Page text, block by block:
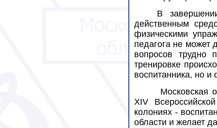
В
действенным
физическими
педагога не может
вопросов трудно
тренировке
воспитанника, но
Московская
XIV
колониях -
области и желает